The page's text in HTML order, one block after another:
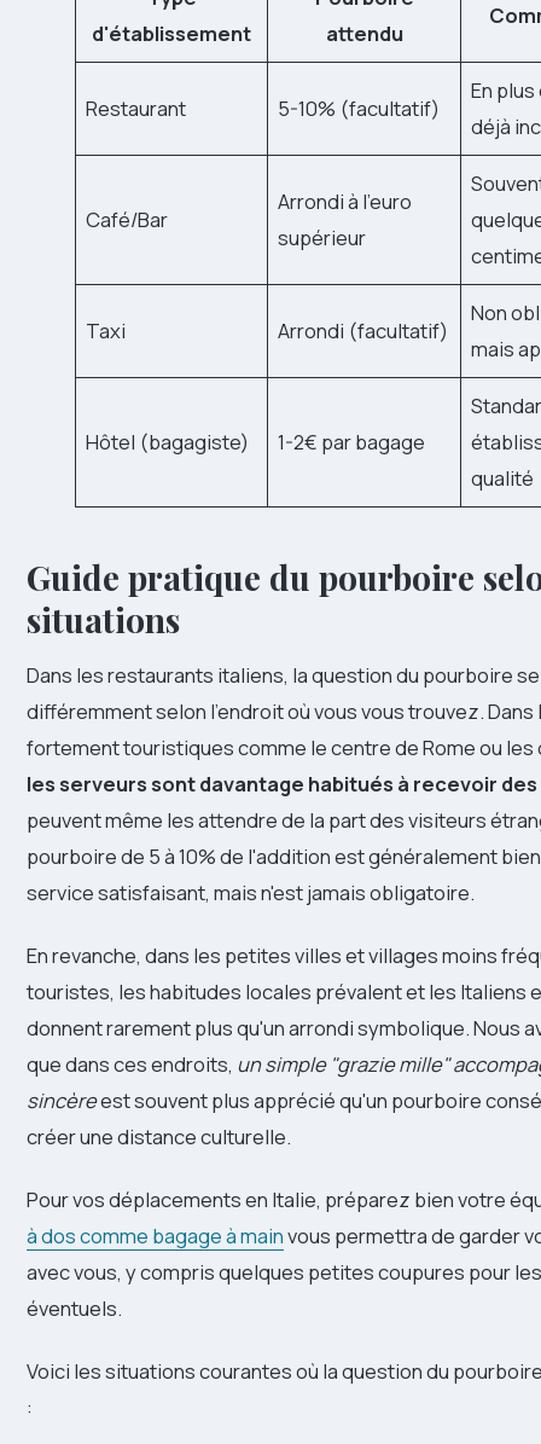
d'établissement
attendu
Restaurant 5-10% (facultatif)
En
déjà
Café/Bar
Arrondi à l'euro
supérieur
Taxi Arrondi (facultatif)
Non
mais
Hôtel (bagagiste) 1-2€ par bagage
qualité
Guide pratique du pourboire
situations
Dans les restaurants italiens, la question du pourboire
différemment selon l'endroit où vous vous trouvez. Dans
fortement touristiques comme le centre de Rome ou les
les serveurs sont davantage habitués à recevoir
peuvent même les attendre de la part des visiteurs
pourboire de 5 à 10% de l'addition est généralement
service satisfaisant, mais n'est jamais obligatoire.
En revanche, dans les petites villes et villages moins
touristes, les habitudes locales prévalent et les Italiens
donnent rarement plus qu'un arrondi symbolique. Nous
que dans ces endroits, un simple "grazie mille"
sincèreest souvent plus apprécié qu'un pourboire
créer une distance culturelle.
Pour vos déplacements en Italie, préparez bien votre
à dos comme bagage à mainvous permettra de garder
avec vous, y compris quelques petites coupures pour
éventuels.
Voici les situations courantes où la question du
: